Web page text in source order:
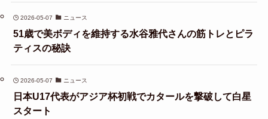
2026-05-07 ニュース
51歳で美ボディを維持する水谷雅代さんの筋トレとピラ
ティスの秘訣
2026-05-07 ニュース
日本U17代表がアジア杯初戦でカタールを撃破して白星
スタート